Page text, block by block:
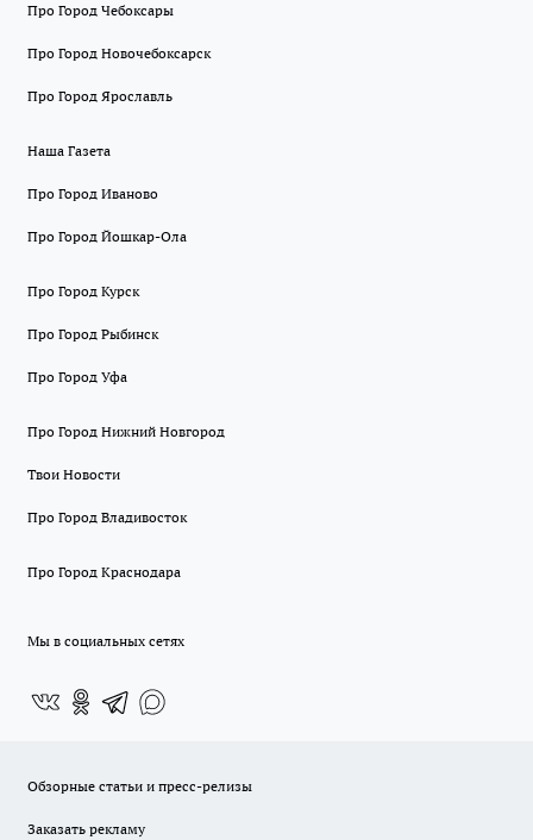
Про Город Чебоксары
Про Город Новочебоксарск
Про Город Ярославль
Наша Газета
Про Город Иваново
Про Город Йошкар-Ола
Про Город Курск
Про Город Рыбинск
Про Город Уфа
Про Город Нижний Новгород
Твои Новости
Про Город Владивосток
Про Город Краснодара
Мы в социальных сетях
Обзорные статьи и пресс-релизы
Заказать рекламу